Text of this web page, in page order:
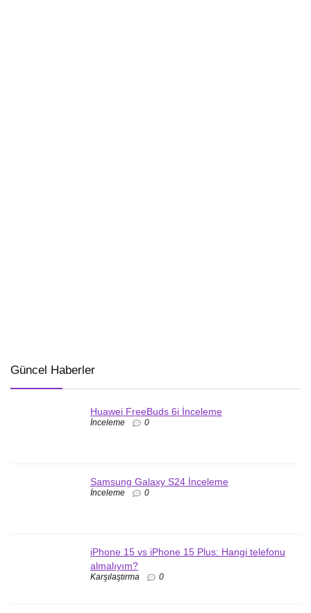
Güncel Haberler
Huawei FreeBuds 6i İnceleme
İnceleme 0
Samsung Galaxy S24 İnceleme
İnceleme 0
iPhone 15 vs iPhone 15 Plus: Hangi telefonu
almalıyım?
Karşılaştırma 0